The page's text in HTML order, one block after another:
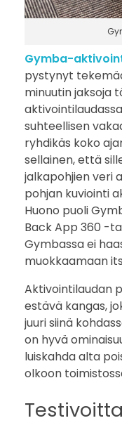
Gymba-
pystynyt
minuutin jaksoja
suhteellisen
ryhdikäs koko
sellainen, että
jalkapohjien veri
pohjan kuviointi
Huono puoli
Back App 360 -
Gymbassa ei
muokkaamaan
Aktivointilaudan
estävä kangas,
juuri siinä
on hyvä
luiskahda alta
olkoon